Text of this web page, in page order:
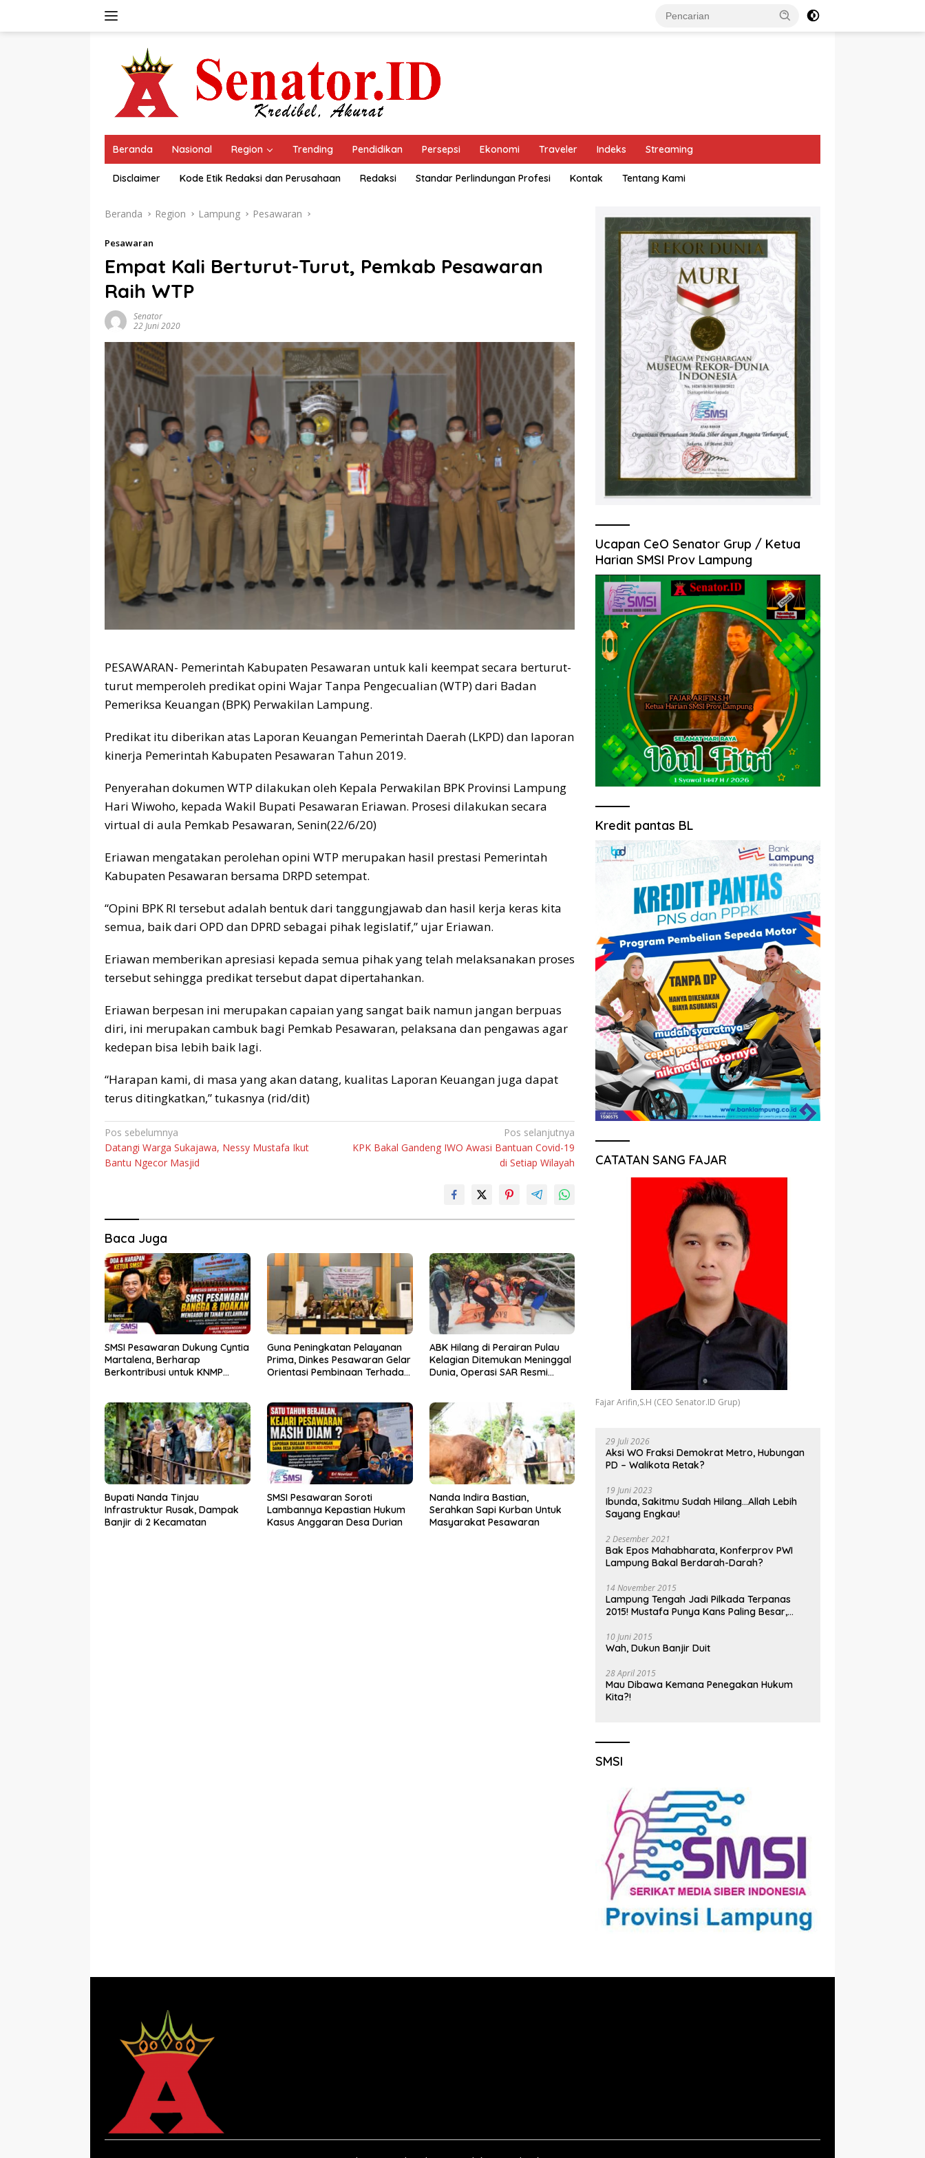
Beranda Nasional Region Trending Pendidikan Persepsi Ekonomi Traveler Indeks Streaming
Disclaimer Kode Etik Redaksi dan Perusahaan Redaksi Standar Perlindungan Profesi Kontak Tentang Kami
Beranda Region Lampung Pesawaran
Pesawaran
Empat Kali Berturut-Turut, Pemkab Pesawaran
Raih WTP
Senator
22 Juni 2020
PESAWARAN- Pemerintah Kabupaten Pesawaran untuk kali keempat secara berturut-
turut memperoleh predikat opini Wajar Tanpa Pengecualian (WTP) dari Badan
Pemeriksa Keuangan (BPK) Perwakilan Lampung.
Predikat itu diberikan atas Laporan Keuangan Pemerintah Daerah (LKPD) dan laporan
kinerja Pemerintah Kabupaten Pesawaran Tahun 2019.
Penyerahan dokumen WTP dilakukan oleh Kepala Perwakilan BPK Provinsi Lampung
Hari Wiwoho, kepada Wakil Bupati Pesawaran Eriawan. Prosesi dilakukan secara
virtual di aula Pemkab Pesawaran, Senin(22/6/20)
Eriawan mengatakan perolehan opini WTP merupakan hasil prestasi Pemerintah
Kabupaten Pesawaran bersama DRPD setempat.
“Opini BPK RI tersebut adalah bentuk dari tanggungjawab dan hasil kerja keras kita
semua, baik dari OPD dan DPRD sebagai pihak legislatif,” ujar Eriawan.
Eriawan memberikan apresiasi kepada semua pihak yang telah melaksanakan proses
tersebut sehingga predikat tersebut dapat dipertahankan.
Eriawan berpesan ini merupakan capaian yang sangat baik namun jangan berpuas
diri, ini merupakan cambuk bagi Pemkab Pesawaran, pelaksana dan pengawas agar
kedepan bisa lebih baik lagi.
“Harapan kami, di masa yang akan datang, kualitas Laporan Keuangan juga dapat
terus ditingkatkan,” tukasnya (rid/dit)
Navigasi
pos
Pos sebelumnya
Datangi Warga Sukajawa, Nessy Mustafa Ikut
Bantu Ngecor Masjid
Pos selanjutnya
KPK Bakal Gandeng IWO Awasi Bantuan Covid-19
di Setiap Wilayah
Baca Juga
SMSI Pesawaran Dukung Cyntia
Martalena, Berharap
Berkontribusi untuk KNMP
Guna Peningkatan Pelayanan
Prima, Dinkes Pesawaran Gelar
Orientasi Pembinaan Terhadap
ABK Hilang di Perairan Pulau
Kelagian Ditemukan Meninggal
Dunia, Operasi SAR Resmi
Bupati Nanda Tinjau
Infrastruktur Rusak, Dampak
Banjir di 2 Kecamatan
SMSI Pesawaran Soroti
Lambannya Kepastian Hukum
Kasus Anggaran Desa Durian
Nanda Indira Bastian,
Serahkan Sapi Kurban Untuk
Masyarakat Pesawaran
Ucapan CeO Senator Grup / Ketua
Harian SMSI Prov Lampung
Kredit pantas BL
CATATAN SANG FAJAR
Fajar Arifin,S.H (CEO Senator.ID Grup)
29 Juli 2026
Aksi WO Fraksi Demokrat Metro, Hubungan
PD – Walikota Retak?
19 Juni 2023
Ibunda, Sakitmu Sudah Hilang…Allah Lebih
Sayang Engkau!
2 Desember 2021
Bak Epos Mahabharata, Konferprov PWI
Lampung Bakal Berdarah-Darah?
14 November 2015
Lampung Tengah Jadi Pilkada Terpanas
2015! Mustafa Punya Kans Paling Besar,
10 Juni 2015
Wah, Dukun Banjir Duit
28 April 2015
Mau Dibawa Kemana Penegakan Hukum
Kita?!
SMSI